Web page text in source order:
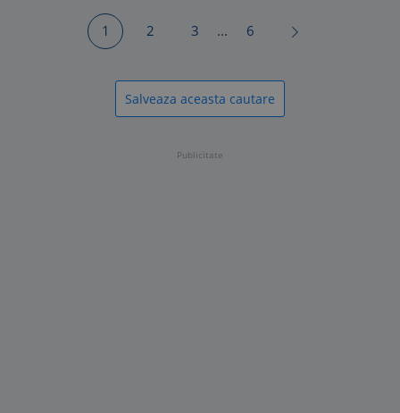
1 2 3 ... 6
Salveaza aceasta cautare
Publicitate